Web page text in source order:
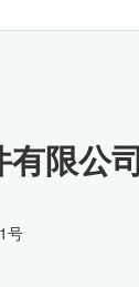
限公司
号